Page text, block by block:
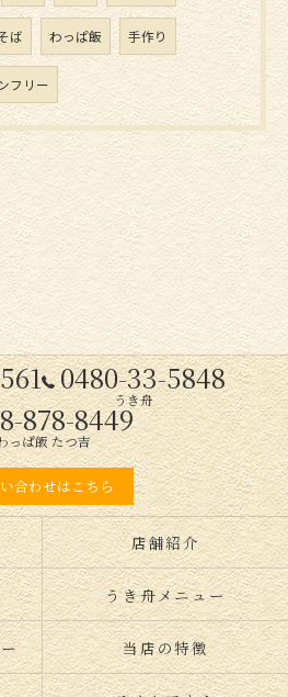
ば わっぱ飯 手作り
フリー
0480-33-5848
うき舟
878-8449
っぱ飯 たつ吉
合わせはこちら
店舗紹介
うき舟メニュー
当店の特徴